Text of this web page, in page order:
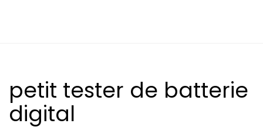
petit tester de batterie
digital